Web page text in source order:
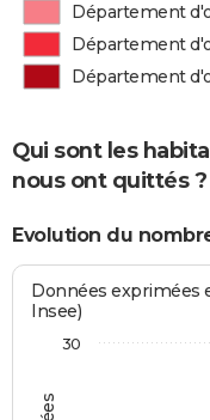
Département
Département
Département
Qui sont les
nous ont quittés ?
Evolution du
Données exprimées
Insee)
30